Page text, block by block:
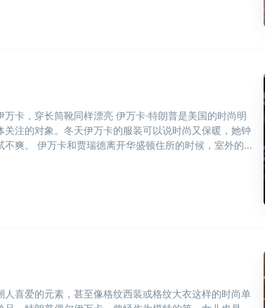
卡，穿长筒靴同样漂亮 伊万卡·特朗普是美国的时尚明
注的对象。冬天伊万卡的服装可以说时尚又保暖，她钟
爽。 伊万卡和贾瑞德离开华盛顿住所的时候，室外的
喜爱的元素，甚至像格纹西装或格纹大衣这样的时尚单